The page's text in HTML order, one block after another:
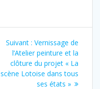
Suivant : Article
suivant
:
Vernissage de
l’Atelier peinture et la
clôture du projet « La
scène Lotoise dans tous
ses états »